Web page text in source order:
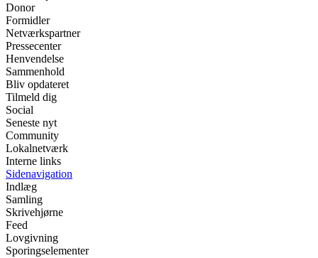
Donor
Formidler
Netværkspartner
Pressecenter
Henvendelse
Sammenhold
Bliv opdateret
Tilmeld dig
Social
Seneste nyt
Community
Lokalnetværk
Interne links
Sidenavigation
Indlæg
Samling
Skrivehjørne
Feed
Lovgivning
Sporingselementer